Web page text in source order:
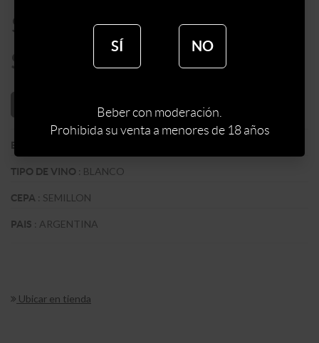
$
$
BODEGA
TIPO DE VINO : BLANCO
CEPA : SEMILLON
PAIS : ARGENTINA
Ubicar en tienda
SÍ NO
Beber con moderación.
Prohibida su venta a menores de 18 años